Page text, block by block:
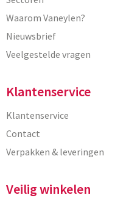
Waarom Vaneylen?
Nieuwsbrief
Veelgestelde vragen
Klantenservice
Klantenservice
Contact
Verpakken & leveringen
Veilig winkelen